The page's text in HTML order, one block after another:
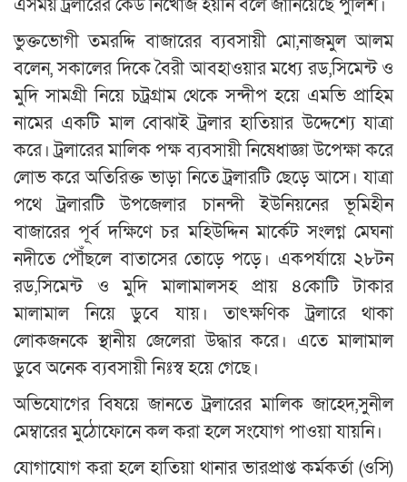
এসময় ট্রলারের কেউ নিখোঁজ হয়নি বলে জানিয়েছে পুলিশ।
ভুক্তভোগী তমরদ্দি বাজারের ব্যবসায়ী মো,নাজমুল আলম
বলেন, সকালের দিকে বৈরী আবহাওয়ার মধ্যে রড,সিমেন্ট ও
মুদি সামগ্রী নিয়ে চট্রগ্রাম থেকে সন্দীপ হয়ে এমভি প্রাহিম
নামের একটি মাল বোঝাই ট্রলার হাতিয়ার উদ্দেশ্যে যাত্রা
করে। ট্রলারের মালিক পক্ষ ব্যবসায়ী নিষেধাজ্ঞা উপেক্ষা করে
লোভ করে অতিরিক্ত ভাড়া নিতে ট্রলারটি ছেড়ে আসে। যাত্রা
পথে ট্রলারটি উপজেলার চানন্দী ইউনিয়নের ভূমিহীন
বাজারের পূর্ব দক্ষিণে চর মহিউদ্দিন মার্কেট সংলগ্ন মেঘনা
নদীতে পৌঁছলে বাতাসের তোড়ে পড়ে। একপর্যায়ে ২৮টন
রড,সিমেন্ট ও মুদি মালামালসহ প্রায় ৪কোটি টাকার
মালামাল নিয়ে ডুবে যায়। তাৎক্ষণিক ট্রলারে থাকা
লোকজনকে স্থানীয় জেলেরা উদ্ধার করে। এতে মালামাল
ডুবে অনেক ব্যবসায়ী নিঃস্ব হয়ে গেছে।
অভিযোগের বিষয়ে জানতে ট্রলারের মালিক জাহেদ,সুনীল
মেম্বারের মুঠোফোনে কল করা হলে সংযোগ পাওয়া যায়নি।
যোগাযোগ করা হলে হাতিয়া থানার ভারপ্রাপ্ত কর্মকর্তা (ওসি)